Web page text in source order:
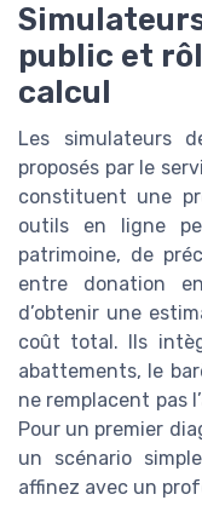
public et
calcul
Les simulateurs
proposés par le
constituent une
outils en ligne
patrimoine, de
entre donation
d’obtenir une
coût total. Ils
abattements, le
ne remplacent pas
Pour un premier
un scénario
affinez avec un